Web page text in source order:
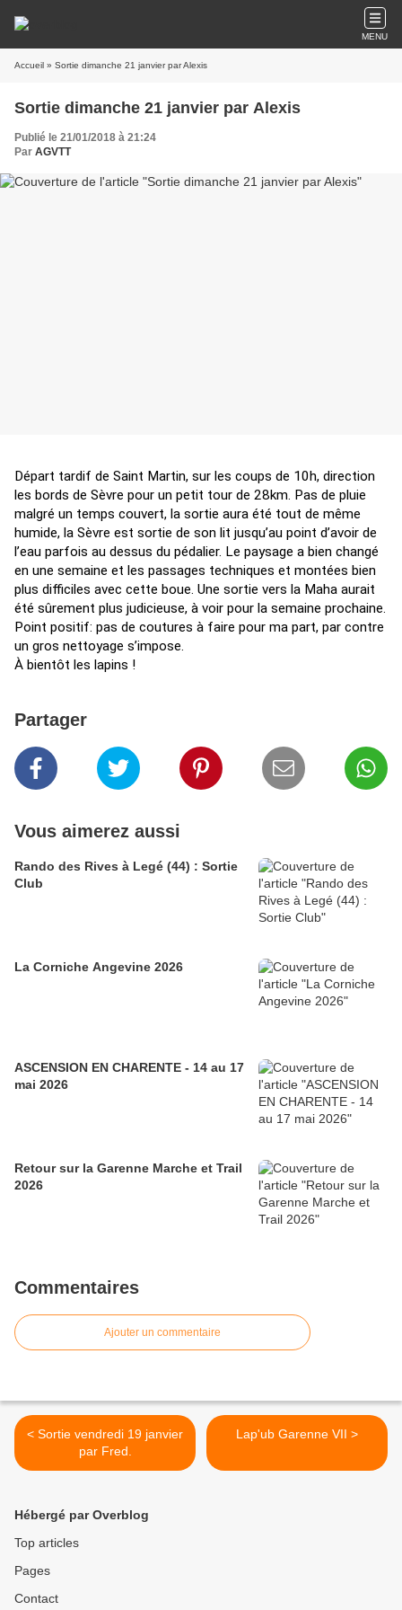
MENU
Accueil » Sortie dimanche 21 janvier par Alexis
Sortie dimanche 21 janvier par Alexis
Publié le 21/01/2018 à 21:24
Par AGVTT
Départ tardif de Saint Martin, sur les coups de 10h, direction
les bords de Sèvre pour un petit tour de 28km. Pas de pluie
malgré un temps couvert, la sortie aura été tout de même
humide, la Sèvre est sortie de son lit jusqu’au point d’avoir de
l’eau parfois au dessus du pédalier. Le paysage a bien changé
en une semaine et les passages techniques et montées bien
plus difficiles avec cette boue. Une sortie vers la Maha aurait
été sûrement plus judicieuse, à voir pour la semaine prochaine.
Point positif: pas de coutures à faire pour ma part, par contre
un gros nettoyage s’impose.
À bientôt les lapins !
Partager
Vous aimerez aussi
Rando des Rives à Legé (44) : Sortie
Club
La Corniche Angevine 2026
ASCENSION EN CHARENTE - 14 au 17
mai 2026
Retour sur la Garenne Marche et Trail
2026
Commentaires
Ajouter un commentaire
< Sortie vendredi 19 janvier
par Fred.
Lap'ub Garenne VII >
Hébergé par Overblog
Top articles
Pages
Contact